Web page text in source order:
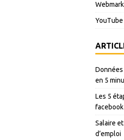
YouTube
Données
en 5
Les 5
Salaire
d’emploi